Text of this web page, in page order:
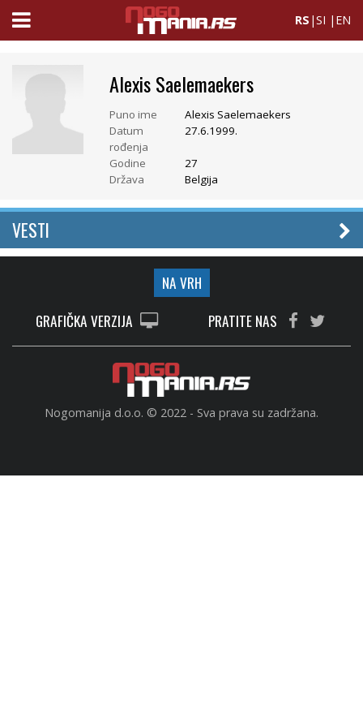
RS |SI | EN
Alexis Saelemaekers
Puno ime
Alexis Saelemaekers
Datum
rođenja
27.6.1999.
Godine
27
Država
Belgija
VESTI
NA VRH
GRAFIČKA VERZIJA
PRATITE NAS
Nogomanija d.o.o. © 2022 - Sva prava su zadržana.